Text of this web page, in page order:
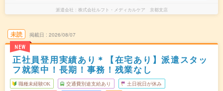
派遣会社 株式会社ルフト・メディカルケア 京都支店
未読
NEW
掲載日 2026/08/07
正社員登用実績あり＊【在宅あり】派遣スタッ
フ就業中！長期！事務！残業なし
職種未経験OK 交通費別途支給あり 土日祝日が休み